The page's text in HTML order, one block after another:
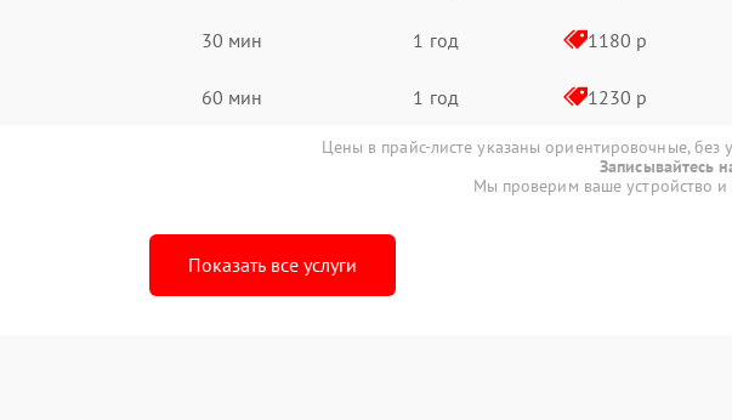
30 мин 1 год 1180 р
60 мин 1 год 1230 р
Цены в прайс-листе указаны ориентировочные, без
Записывайтесь
Мы проверим ваше устройство и
Показать все услуги